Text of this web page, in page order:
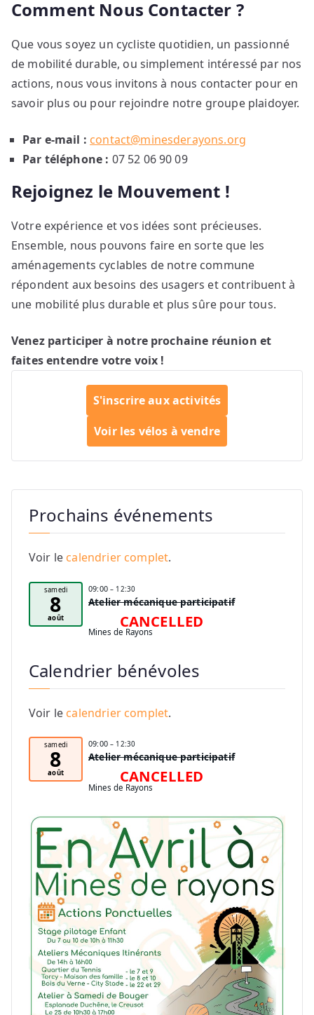
Comment Nous Contacter ?
Que vous soyez un cycliste quotidien, un passionné
de mobilité durable, ou simplement intéressé par nos
actions, nous vous invitons à nous contacter pour en
savoir plus ou pour rejoindre notre groupe plaidoyer.
Par e-mail : contact@minesderayons.org
Par téléphone : 07 52 06 90 09
Rejoignez le Mouvement !
Votre expérience et vos idées sont précieuses.
Ensemble, nous pouvons faire en sorte que les
aménagements cyclables de notre commune
répondent aux besoins des usagers et contribuent à
une mobilité plus durable et plus sûre pour tous.
Venez participer à notre prochaine réunion et
faites entendre votre voix !
S'inscrire aux activités
Voir les vélos à vendre
Prochains événements
Voir le calendrier complet.
samedi
8
août
09:00 – 12:30
Atelier mécanique participatif
CANCELLED
Mines de Rayons
Calendrier bénévoles
Voir le calendrier complet.
samedi
8
août
09:00 – 12:30
Atelier mécanique participatif
CANCELLED
Mines de Rayons